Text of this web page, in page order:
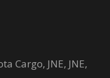
Cargo, JNE, JNE,